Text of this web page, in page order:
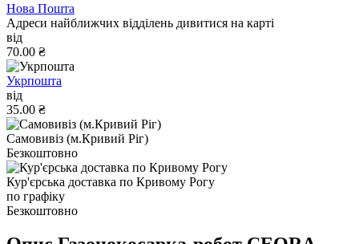
Нова Пошта
Адреси найближчих відділень дивитися на карті
від
70.00 ₴
Укрпошта
від
35.00 ₴
Самовивіз (м.Кривий Ріг)
Безкоштовно
Кур'єрська доставка по Кривому Рогу
по графіку
Безкоштовно